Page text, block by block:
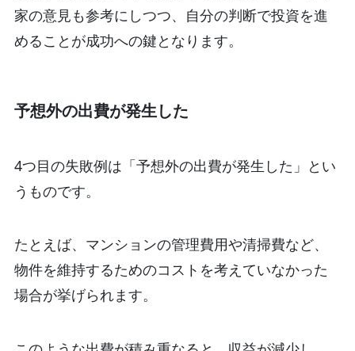
家の意見も参考にしつつ、自分の判断で投資を進
めることが成功への鍵となります。
予想外の出費が発生した
4つ目の失敗例は「予想外の出費が発生した」とい
うものです。
たとえば、マンションの管理費用や清掃費など、
物件を維持するためのコストを考えていなかった
場合が挙げられます。